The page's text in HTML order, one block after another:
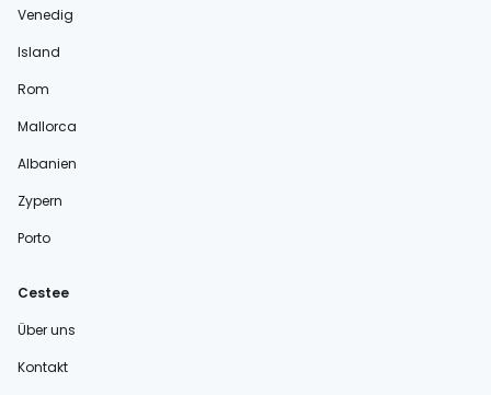
Venedig
Island
Rom
Mallorca
Albanien
Zypern
Porto
Cestee
Über uns
Kontakt